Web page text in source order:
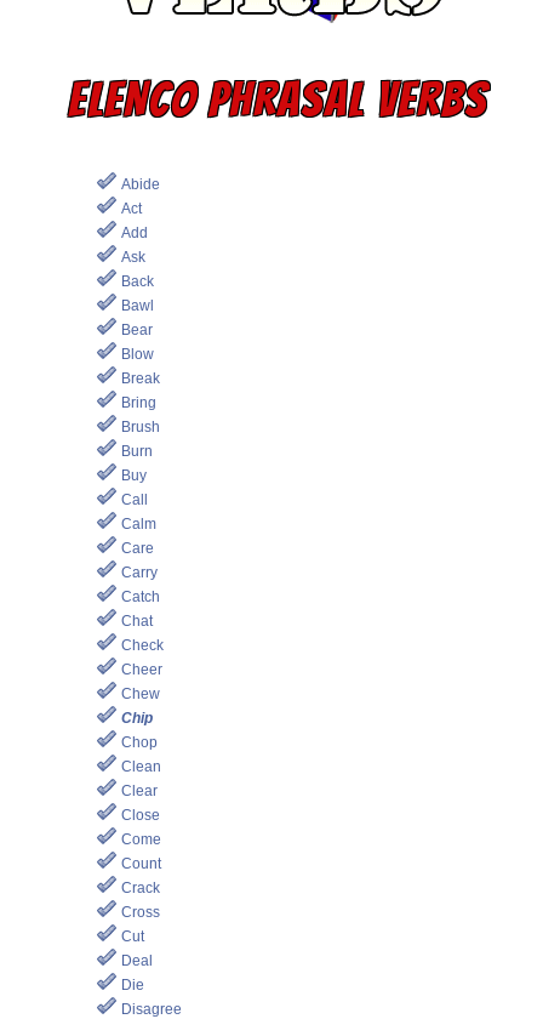
ELENCO PHRASAL VERBS
Abide
Act
Add
Ask
Back
Bawl
Bear
Blow
Break
Bring
Brush
Burn
Buy
Call
Calm
Care
Carry
Catch
Chat
Check
Cheer
Chew
Chip
Chop
Clean
Clear
Close
Come
Count
Crack
Cross
Cut
Deal
Die
Disagree